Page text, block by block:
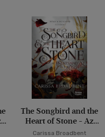
The Songbird and the
Heart of Stone - Az
énekesmadár és a
Carissa Broadbent